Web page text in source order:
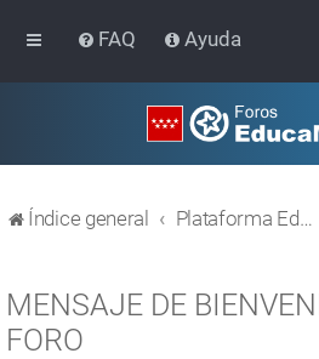
FAQ Ayuda
Índice general Plataforma Educativa EducaMadrid
MENSAJE DE
FORO